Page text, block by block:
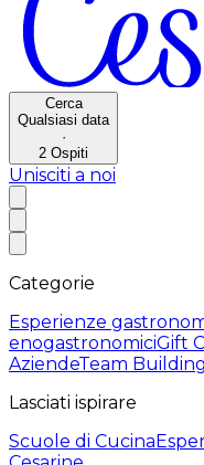
Cerca
Qualsiasi data
·
2 Ospiti
Unisciti a noi
Categorie
Esperienze
enogastronomiciGift
AziendeTeam Building
Lasciati ispirare
Scuole di Cucina